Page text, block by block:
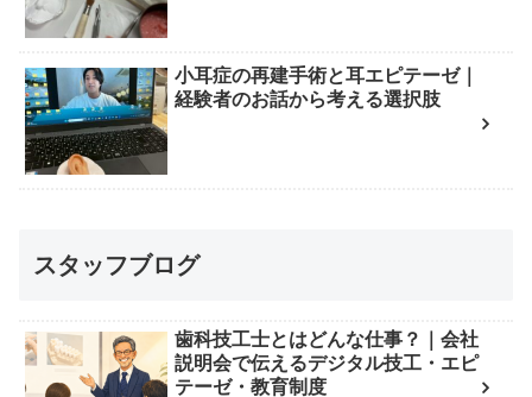
小耳症の再建手術と耳エピテーゼ｜
経験者のお話から考える選択肢
スタッフブログ
歯科技工士とはどんな仕事？｜会社
説明会で伝えるデジタル技工・エピ
テーゼ・教育制度